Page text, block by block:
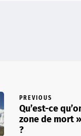
PREVIOUS
Qu’est-ce
zone de mort
?